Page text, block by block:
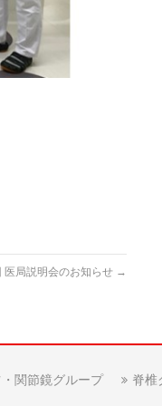
医局説明会のお知らせ →
関節鏡グループ 脊椎